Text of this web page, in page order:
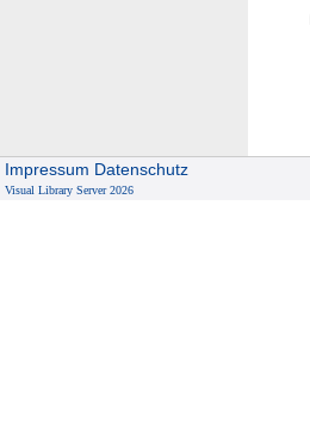
Impressum Datenschutz
Visual Library Server 2026